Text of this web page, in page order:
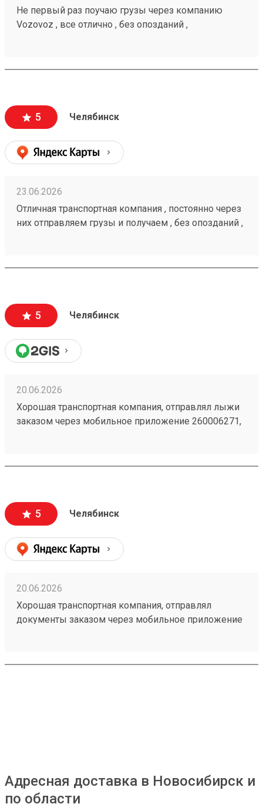
Не первый раз поучаю грузы через компанию
Vozovoz , все отлично , без опозданий ,
5 Челябинск
23.06.2026
Отличная транспортная компания , постоянно через
них отправляем грузы и получаем , без опозданий ,
5 Челябинск
20.06.2026
Хорошая транспортная компания, отправлял лыжи
заказом через мобильное приложение 260006271,
5 Челябинск
20.06.2026
Хорошая транспортная компания, отправлял
документы заказом через мобильное приложение
Адресная доставка в Новосибирск и
по области